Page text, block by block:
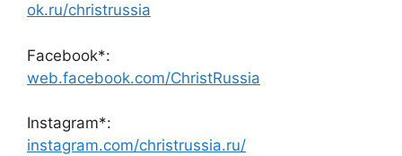
ok.ru/christrussia
Facebook*:
web.facebook.com/ChristRussia
Instagram*:
instagram.com/christrussia.ru/